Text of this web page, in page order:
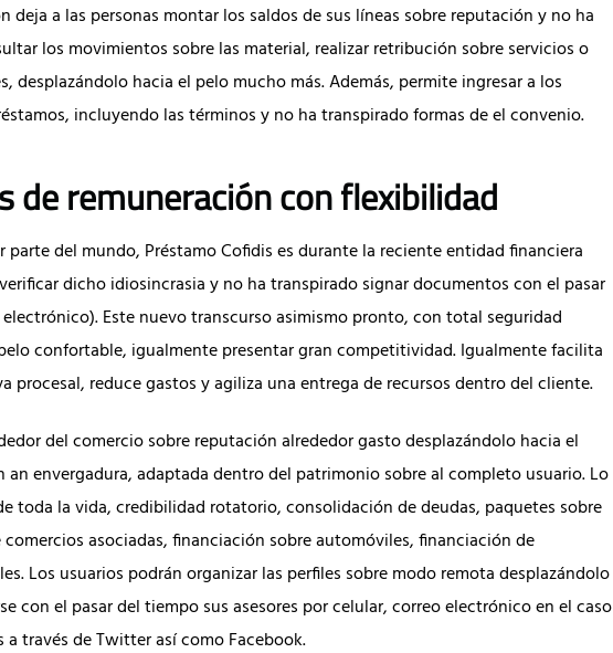
deja a las personas montar los saldos de sus líneas sobre reputación y no ha
los movimientos sobre las material, realizar retribución sobre servicios o
desplazándolo hacia el pelo mucho más. Además, permite ingresar a los
incluyendo las términos y no ha transpirado formas de el convenio.
de remuneración con flexibilidad
parte del mundo, Préstamo Cofidis es durante la reciente entidad financiera
dicho idiosincrasia y no ha transpirado signar documentos con el pasar
Este nuevo transcurso asimismo pronto, con total seguridad
confortable, igualmente presentar gran competitividad. Igualmente facilita
procesal, reduce gastos y agiliza una entrega de recursos dentro del cliente.
del comercio sobre reputación alrededor gasto desplazándolo hacia el
an envergadura, adaptada dentro del patrimonio sobre al completo usuario. Lo
toda la vida, credibilidad rotatorio, consolidación de deudas, paquetes sobre
asociadas, financiación sobre automóviles, financiación de
Los usuarios podrán organizar las perfiles sobre modo remota desplazándolo
con el pasar del tiempo sus asesores por celular, correo electrónico en el caso
través de Twitter así­ como Facebook.